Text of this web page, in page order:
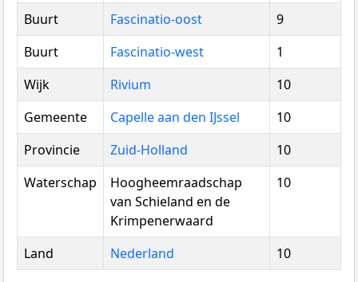
Buurt
Fascinatio-oost
9
Buurt
Fascinatio-west
1
Wijk
Rivium
10
Gemeente
Capelle aan den IJssel
10
Provincie
Zuid-Holland
10
Waterschap
Hoogheemraadschap
van Schieland en de
Krimpenerwaard
10
Land Nederland 10